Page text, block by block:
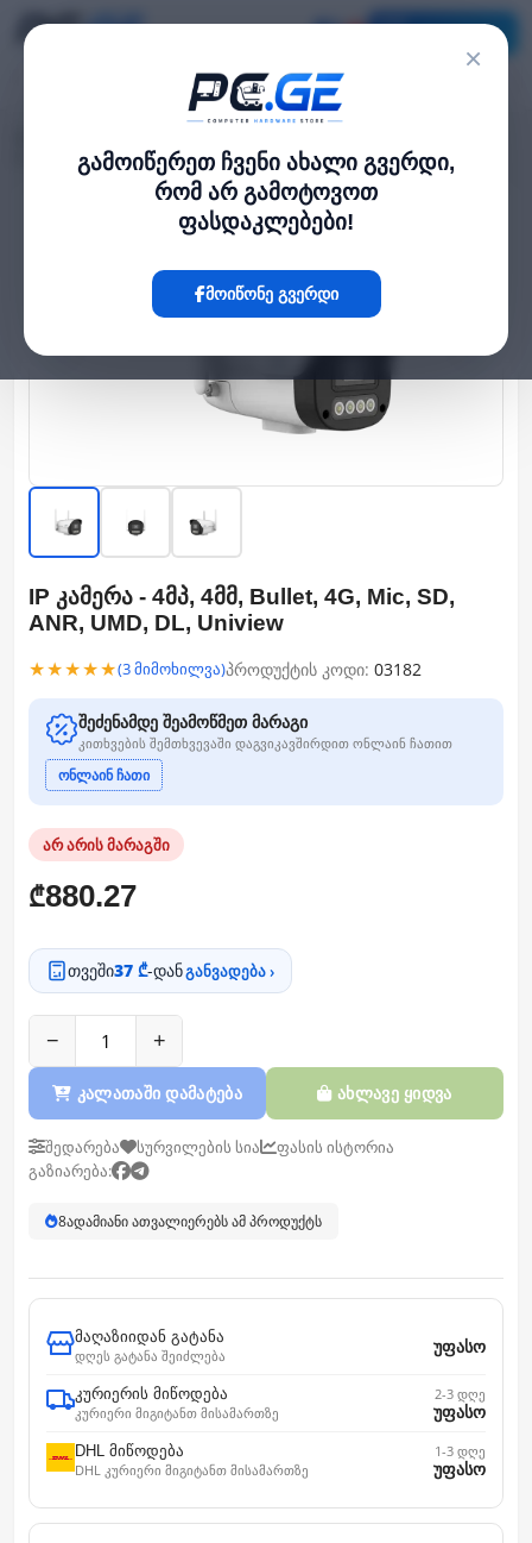
×
გამოიწერეთ ჩვენი ახალი გვერდი,
რომ არ გამოტოვოთ
ფასდაკლებები!
მოიწონე გვერდი
IP კამერა - 4მპ, 4მმ, Bullet, 4G, Mic, SD, ANR, UMD, DL, Uniview
IP კამერა - 4მპ, 4მმ, Bullet, 4G, Mic, SD,
ANR, UMD, DL, Uniview
★★★★★(3 მიმოხილვა)პროდუქტის კოდი: 03182
შეძენამდე შეამოწმეთ მარაგი
კითხვების შემთხვევაში დაგვიკავშირდით ონლაინ ჩათით
ონლაინ ჩათი
არ არის მარაგში
₾880.27
თვეში37 ₾-დანგანვადება ›
− +
კალათაში დამატება ახლავე ყიდვა
შედარება სურვილების სია
ფასის ისტორია
გაზიარება:
8ადამიანი ათვალიერებს ამ პროდუქტს
მაღაზიიდან გატანა
დღეს გატანა შეიძლება
უფასო
კურიერის მიწოდება
კურიერი მიგიტანთ მისამართზე
2-3 დღე
უფასო
DHL მიწოდება
DHL კურიერი მიგიტანთ მისამართზე
1-3 დღე
უფასო